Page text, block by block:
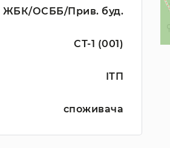
ЖБК/ОСББ/Прив. буд.
СТ-1 (001)
ІТП
споживача